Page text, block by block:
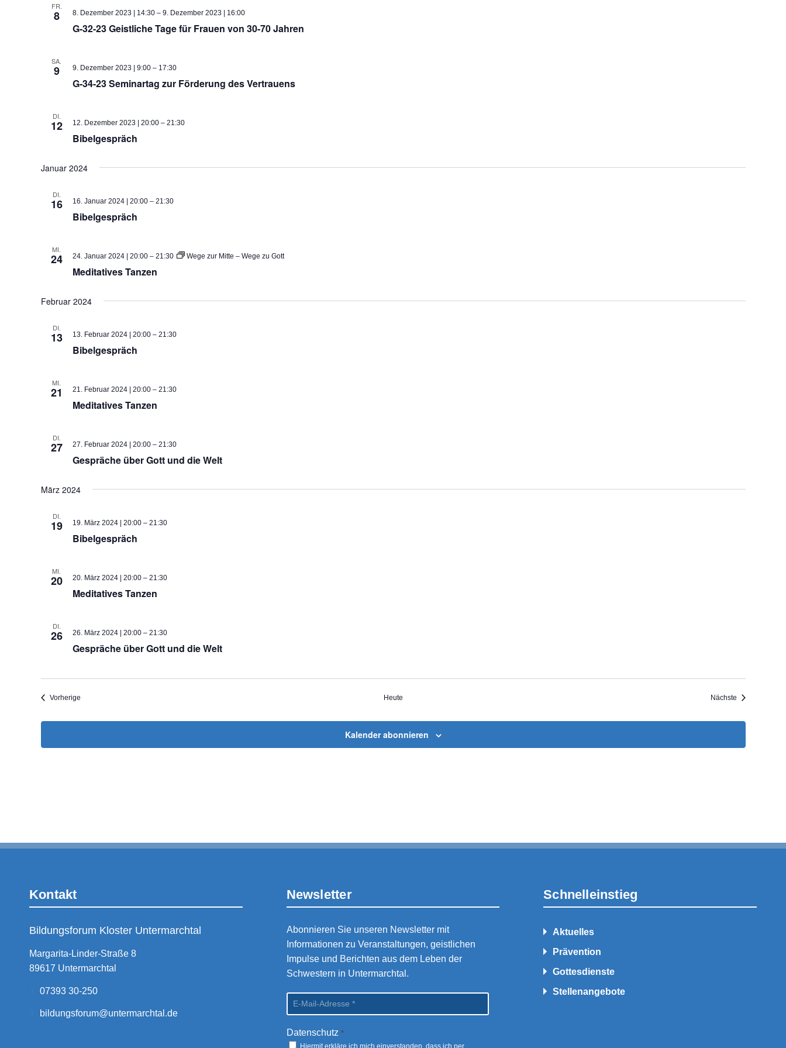
Liste
Veranstaltungen
gefilterten
Ergebnissen
FR.
8
G-32-23 Geistliche Tage für Frauen von 30-70 Jahren
8. Dezember 2023 | 14:30– 9. Dezember 2023 | 16:00
SA.
9
G-34-23 Seminartag zur Förderung des Vertrauens
9. Dezember 2023 | 9:00– 17:30
DI.
12
Bibelgespräch
12. Dezember 2023 | 20:00– 21:30
Januar 2024
DI.
16
Bibelgespräch
16. Januar 2024 | 20:00– 21:30
MI.
24
Meditatives Tanzen
24. Januar 2024 | 20:00– 21:30 Wege zur Mitte – Wege zu Gott
Februar 2024
DI.
13
Bibelgespräch
13. Februar 2024 | 20:00– 21:30
MI.
21
Meditatives Tanzen
21. Februar 2024 | 20:00– 21:30
DI.
27
Gespräche über Gott und die Welt
27. Februar 2024 | 20:00– 21:30
März 2024
DI.
19
Bibelgespräch
19. März 2024 | 20:00– 21:30
MI.
20
Meditatives Tanzen
20. März 2024 | 20:00– 21:30
DI.
26
Gespräche über Gott und die Welt
26. März 2024 | 20:00– 21:30
VorherigeVeranstaltungen Heute Nächste
Kalender abonnieren
Kontakt
Bildungsforum Kloster Untermarchtal
Margarita-Linder-Straße 8
89617 Untermarchtal
07393 30-250
bildungsforum@untermarchtal.de
Newsletter
Abonnieren Sie unseren Newsletter mit
Informationen zu Veranstaltungen, geistlichen
Impulse und Berichten aus dem Leben der
Schwestern in Untermarchtal.
Datenschutz *
Hiermit erkläre ich mich einverstanden, dass ich per
Schnelleinstieg
Aktuelles
Prävention
Gottesdienste
Stellenangebote